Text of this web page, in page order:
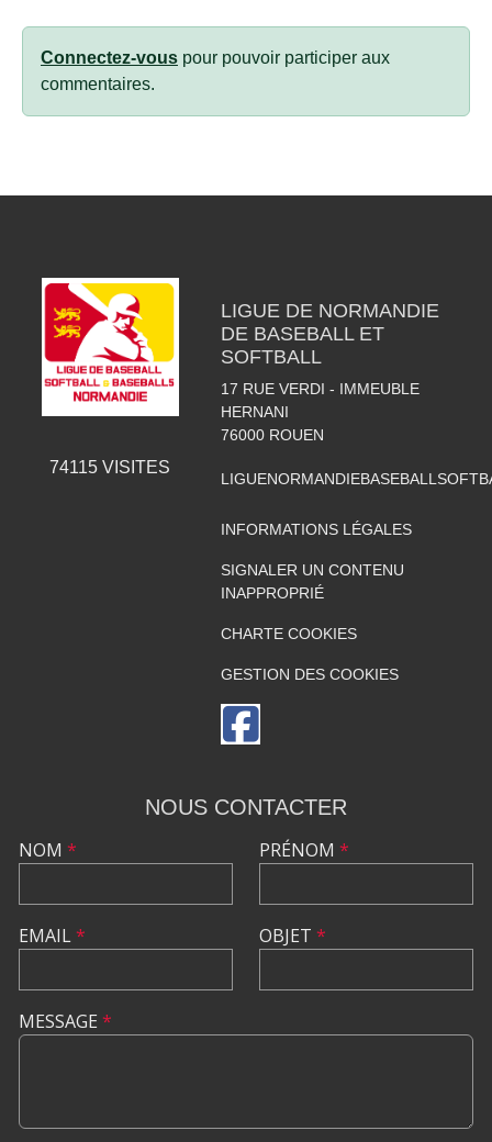
Connectez-vous pour pouvoir participer aux
commentaires.
74115 VISITES
LIGUE DE NORMANDIE
DE BASEBALL ET
SOFTBALL
17 RUE VERDI - IMMEUBLE
HERNANI
76000 ROUEN
INFORMATIONS LÉGALES
SIGNALER UN CONTENU
INAPPROPRIÉ
CHARTE COOKIES
GESTION DES COOKIES
NOUS CONTACTER
NOM *
EMAIL*
PRÉNOM *
OBJET *
MESSAGE *